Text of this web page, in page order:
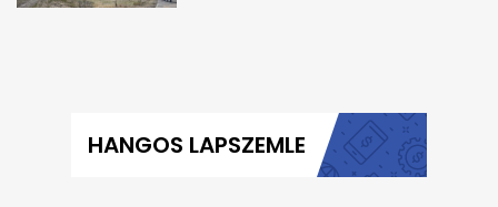
HANGOS LAPSZEMLE